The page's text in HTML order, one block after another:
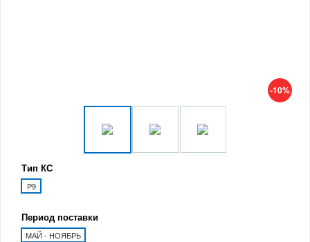
-10%
Тип КС
P9
Период поставки
МАЙ - НОЯБРЬ